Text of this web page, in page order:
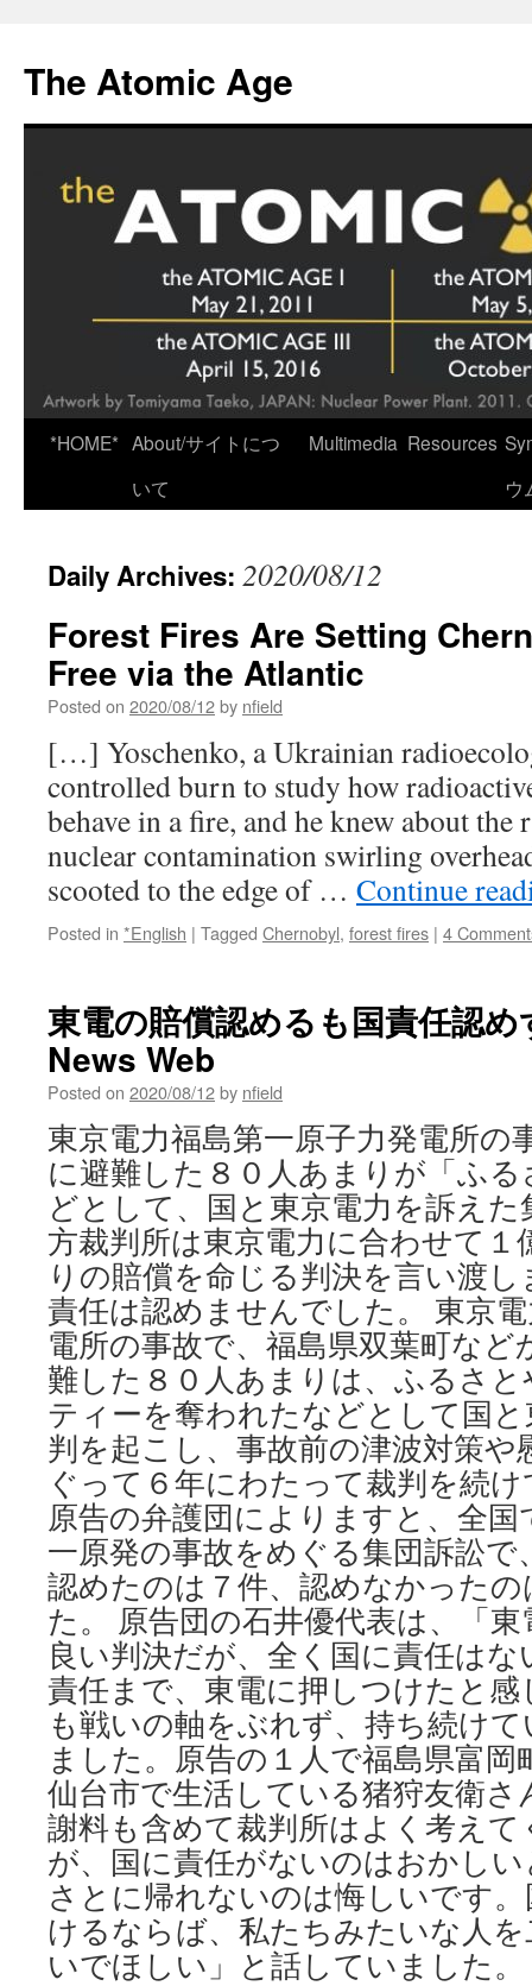
content
The Atomic Age
*HOME* About/サイトにつ
いて
Multimedia Resources
ウ
Daily Archives: 2020/08/12
Forest Fires Are Setting
Free via the Atlantic
Posted on 2020/08/12by nfield
[…] Yoschenko, a Ukrainian
controlled burn to study how
behave in a fire, and he knew about the
nuclear contamination swirling
scooted to the edge of … Continue
Posted in *English | Tagged Chernobyl, forest fires | 4
東電の賠償認めるも国責任認
News Web
Posted on 2020/08/12by nfield
東京電力福島第一原子力発電所の
に避難した８０人あまりが「ふ
どとして、国と東京電力を訴え
方裁判所は東京電力に合わせて１
りの賠償を命じる判決を言い渡
責任は認めませんでした。 東京
電所の事故で、福島県双葉町な
難した８０人あまりは、ふるさ
ティーを奪われたなどとして国
判を起こし、事故前の津波対策
ぐって６年にわたって裁判を続
原告の弁護団によりますと、全
一原発の事故をめぐる集団訴訟で
認めたのは７件、認めなかった
た。 原告団の石井優代表は、「
良い判決だが、全く国に責任は
責任まで、東電に押しつけたと
も戦いの軸をぶれず、持ち続け
ました。原告の１人で福島県富
仙台市で生活している猪狩友衛さ
謝料も含めて裁判所はよく考え
が、国に責任がないのはおかし
さとに帰れないのは悔しいです
けるならば、私たちみたいな人
いでほしい」と話していました